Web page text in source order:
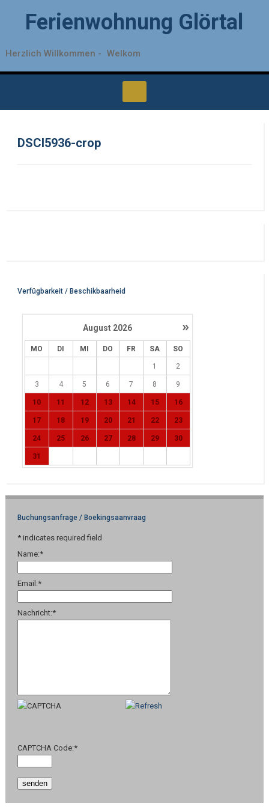
Ferienwohnung Glörtal
Herzlich Willkommen - Welkom
DSCI5936-crop
Verfügbarkeit / Beschikbaarheid
»
August 2026
MO DI MI DO FR SA SO
1 2
3 4 5 6 7 8 9
10 11 12 13 14 15 16
17 18 19 20 21 22 23
24 25 26 27 28 29 30
31
Buchungsanfrage / Boekingsaanvraag
* indicates required field
Name:*
Email:*
Nachricht:*
CAPTCHA Code:*